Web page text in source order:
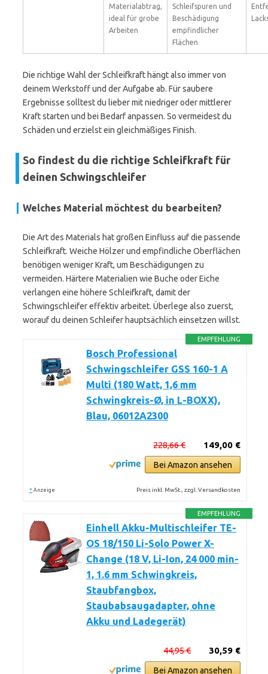
Materialabtrag,
ideal für grobe
Arbeiten
Schleifspuren und
Beschädigung
empfindlicher
Flächen
Die richtige Wahl der Schleifkraft hängt also immer von
deinem Werkstoff und der Aufgabe ab. Für saubere
Ergebnisse solltest du lieber mit niedriger oder mittlerer
Kraft starten und bei Bedarf anpassen. So vermeidest du
Schäden und erzielst ein gleichmäßiges Finish.
So findest du die richtige Schleifkraft für
deinen Schwingschleifer
Welches Material möchtest du bearbeiten?
Die Art des Materials hat großen Einfluss auf die passende
Schleifkraft. Weiche Hölzer und empfindliche Oberflächen
benötigen weniger Kraft, um Beschädigungen zu
vermeiden. Härtere Materialien wie Buche oder Eiche
verlangen eine höhere Schleifkraft, damit der
Schwingschleifer effektiv arbeitet. Überlege also zuerst,
worauf du deinen Schleifer hauptsächlich einsetzen willst.
EMPFEHLUNG
Bosch Professional
Schwingschleifer GSS 160-1 A
Multi (180 Watt, 1,6 mm
Schwingkreis-Ø, in L-BOXX),
Blau, 06012A2300
149,00 €
228,66 €
Bei Amazon ansehen
* Anzeige Preis inkl. MwSt., zzgl. Versandkosten
EMPFEHLUNG
Einhell Akku-Multischleifer TE-
OS 18/150 Li-Solo Power X-
Change (18 V, Li-Ion, 24 000 min-
1, 1.6 mm Schwingkreis,
Staubfangbox,
Staubabsaugadapter, ohne
Akku und Ladegerät)
30,59 €
44,95 €
Bei Amazon ansehen